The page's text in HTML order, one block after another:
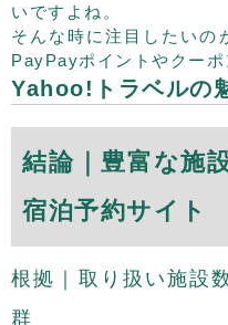
いですよね。
そんな時に注目したいの
PayPayポイントやクーポ
Yahoo!トラベルの
結論｜豊富な施
宿泊予約サイト
根拠｜取り扱い施設
群